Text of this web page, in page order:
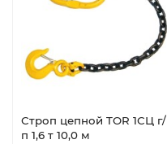
Строп цепной TOR 1СЦ г/
п 1,6 т 10,0 м